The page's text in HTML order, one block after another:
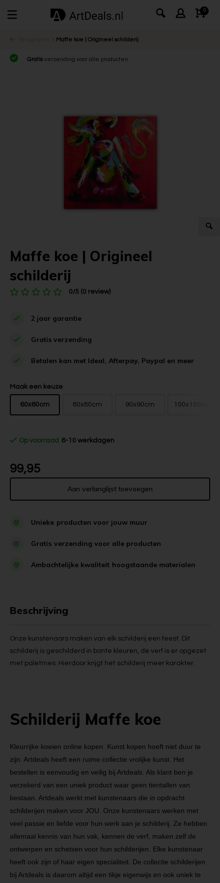
0
Maffe koe | Origineel schilderij
Gratis verzending voor alle producten
Maffe koe | Origineel
schilderij
0/5 (0 review)
2 jaar garantie
Gratis verzending
Betalen kan met Ideal, Afterpay, Paypal en meer
Maak een keuze
60x60cm 80x80cm 90x90cm 100x100cm
Op voorraad 6-10 werkdagen
99,95
Aan verlanglijst toevoegen
Unieke producten voor jouw muur
Gratis verzending voor alle producten
Ambachtelijke kwaliteit hoogstaande materialen
Beschrijving
Onze kunstenaars maken van elk schilderij een feest. Dit
schilderij is geschilderd in bonte kleuren, de verf is er opgezet
met paletmes. Hierdoor krijgt het schilderij meer karakter.
Schilderij Maffe koe
Kleurrijke koeien online kopen. Kunst kopen hoeft niet duur te
zijn. Artdeals heeft een ruime collectie vrolijke kunst. Het
bestellen is eenvoudig en veilig bij Artdeals. Als klant ben je
verzekerd van een uniek product waar geen tientallen van
bestaan. Artdeals werkt met kunstenaars die in opdracht
schilderijen maken voor JOU. Onze kunstenaars werken met
veel passie en liefde voor hun werk aan je schilderij. Ze hebben
allemaal kennis van hun vak, kennen de verf, maken zelf de
ontwerpen en schetsen voor hun schilderijen. Elke kunstenaar
heeft ook zijn of haar eigen specialiteit. De collectie schilderijen
bij Artdeals is daarom altijd een tikje eigenwijs en ook uniek te